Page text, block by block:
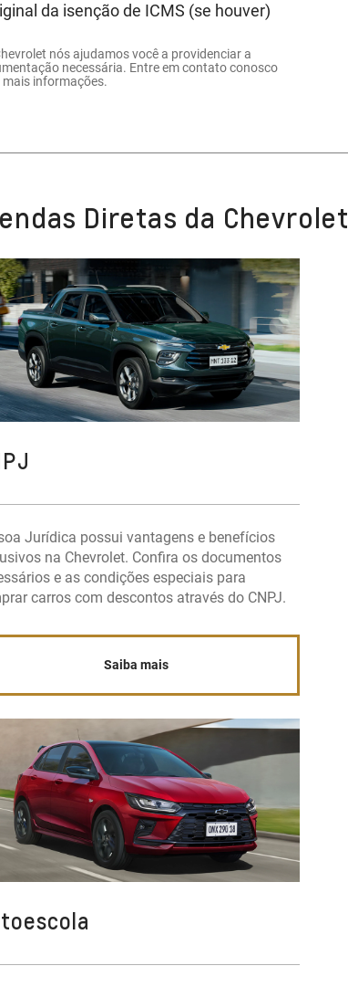
da isenção de ICMS (se houver)
nós ajudamos você a providenciar a
necessária. Entre em contato conosco
mais informações.
Diretas da Chevrolet
Jurídica possui vantagens e benefícios
na Chevrolet. Confira os documentos
e as condições especiais para
carros com descontos através do CNPJ.
Saiba mais